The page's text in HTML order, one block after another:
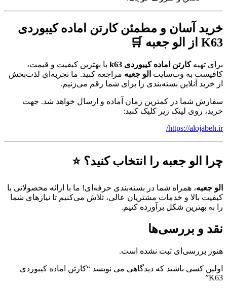
خرید آسان و مطمئن کارتن اماده کیبوردی
K63 از الو جعبه 🛒
برای تهیهکارتن اماده کیبوردی k63
با بهترین کیفیت و قیمت،
کافیست به وب‌سایت الو جعبه مراجعه کنید. ما تجربه‌ای لذت‌بخش
از خرید آنلاین بسته‌بندی را برای شما رقم می‌زنیم.
سفارش شما در کمترین زمان آماده و ارسال خواهد شد. جهت
خرید، روی لینک زیر کلیک کنید:
https://alojabeh.ir/
چرا الو جعبه را انتخاب کنید؟ ⭐
الو جعبه، همراه شما در بسته‌بندی حرفه‌ای! ما با ارائه محصولاتی با
کیفیت بالا و خدمات مشتریان عالی، تلاش می‌کنیم تا نیازهای شما
را به بهترین شکل برآورده کنیم.
نقد و بررسی‌ها
هنوز بررسی‌ای ثبت نشده است.
اولین کسی باشید که دیدگاهی می نویسد “کارتن اماده کیبوردی
K63”